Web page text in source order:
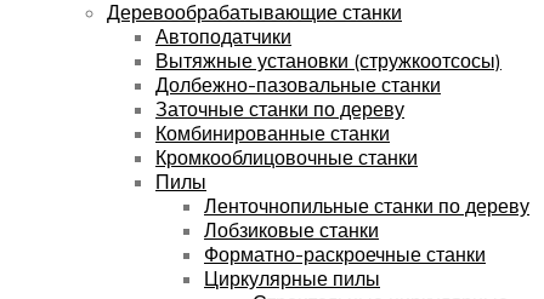
Деревообрабатывающие станки
Автоподатчики
Вытяжные установки (стружкоотсосы)
Долбежно-пазовальные станки
Заточные станки по дереву
Комбинированные станки
Кромкооблицовочные станки
Пилы
Ленточнопильные станки по дереву
Лобзиковые станки
Форматно-раскроечные станки
Циркулярные пилы